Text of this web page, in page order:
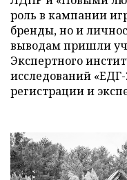
роль в кампании
бренды, но и
выводам пришли
Экспертного
исследований
регистрации и